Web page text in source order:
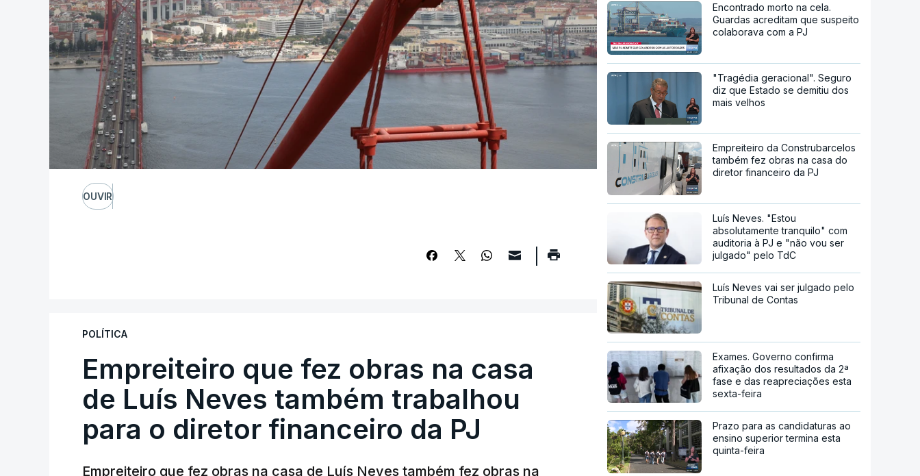
OUVIR
POLÍTICA
Empreiteiro que fez obras na casa
de Luís Neves também trabalhou
para o diretor financeiro da PJ
Empreiteiro que fez obras na casa de Luís Neves também fez obras na
Encontrado morto na cela.
Guardas acreditam que suspeito
colaborava com a PJ
"Tragédia geracional". Seguro
diz que Estado se demitiu dos
mais velhos
Empreiteiro da Construbarcelos
também fez obras na casa do
diretor financeiro da PJ
Luís Neves. "Estou
absolutamente tranquilo" com
auditoria à PJ e "não vou ser
julgado" pelo TdC
Luís Neves vai ser julgado pelo
Tribunal de Contas
Exames. Governo confirma
afixação dos resultados da 2ª
fase e das reapreciações esta
sexta-feira
Prazo para as candidaturas ao
ensino superior termina esta
quinta-feira